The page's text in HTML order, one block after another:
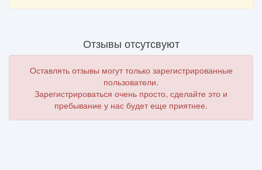
Отзывы отсутсвуют
Оставлять отзывы могут только зарегистрированные
пользователи.
Зарегистрироваться очень просто, сделайте это и
пребывание у нас будет еще приятнее.